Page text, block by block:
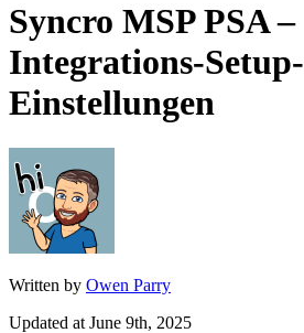
Syncro MSP PSA –
Integrations-Setup-
Einstellungen
Written by Owen Parry
Updated at June 9th, 2025